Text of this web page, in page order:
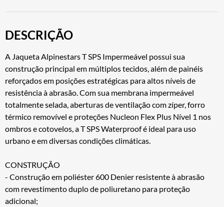
DESCRIÇÃO
A Jaqueta Alpinestars T SPS Impermeável possui sua
construção principal em múltiplos tecidos, além de painéis
reforçados em posições estratégicas para altos níveis de
resistência à abrasão. Com sua membrana impermeável
totalmente selada, aberturas de ventilação com zíper, forro
térmico removível e proteções Nucleon Flex Plus Nível 1 nos
ombros e cotovelos, a T SPS Waterproof é ideal para uso
urbano e em diversas condições climáticas.
CONSTRUÇÃO
- Construção em poliéster 600 Denier resistente à abrasão
com revestimento duplo de poliuretano para proteção
adicional;